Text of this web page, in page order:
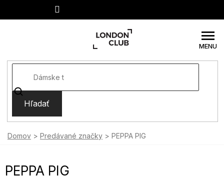
Hľadať
Domov Predávané značky PEPPA PIG
PEPPA PIG